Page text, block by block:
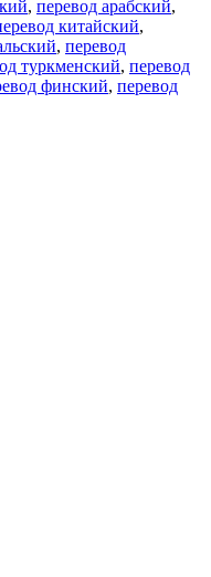
, перевод арабский,
китайский,
, перевод
туркменский, перевод
финский, перевод